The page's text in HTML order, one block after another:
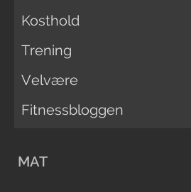
Kosthold
Trening
Velvære
Fitnessbloggen
MAT